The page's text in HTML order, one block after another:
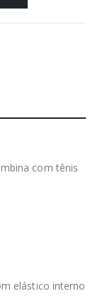
com tênis
elástico interno